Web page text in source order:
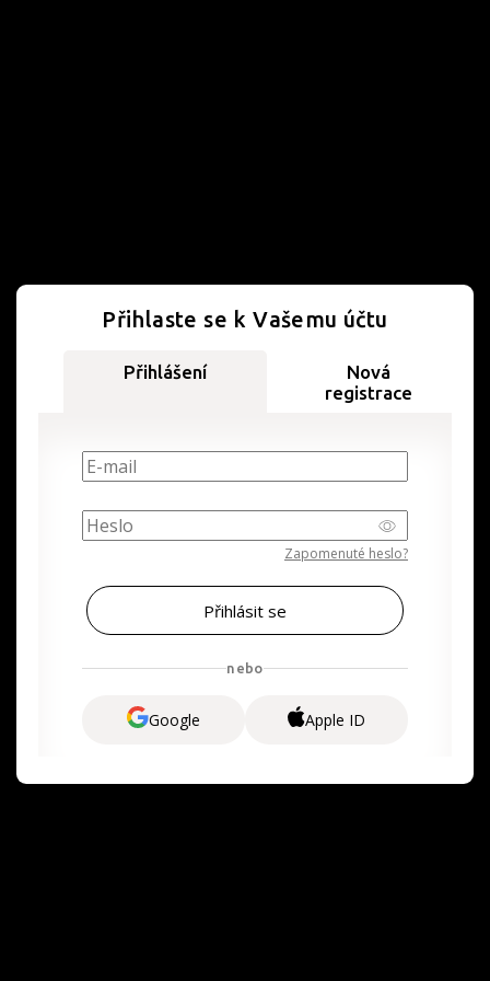
Přihlaste se k Vašemu účtu
Přihlášení
Nová
registrace
Zapomenuté heslo?
nebo
Google Apple ID